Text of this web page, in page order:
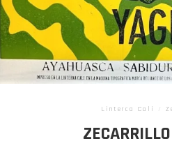
Linterca Cali